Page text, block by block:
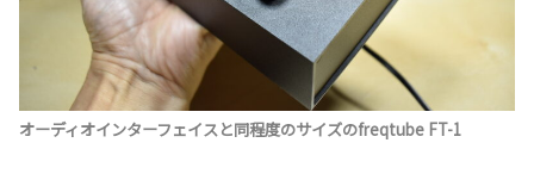
オーディオインターフェイスと同程度のサイズのfreqtube FT-1